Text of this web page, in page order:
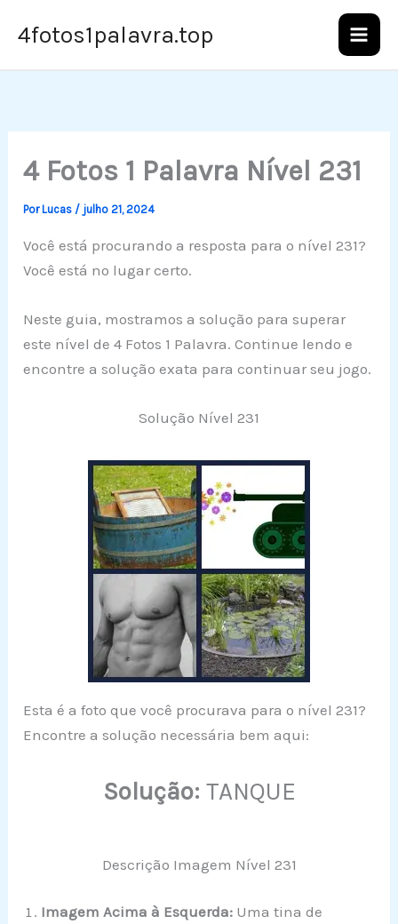
para4fotos1palavra.top
4 Fotos 1 Palavra Nível 231
PorLucas / julho 21, 2024
Você está procurando a resposta para o nível 231?
Você está no lugar certo.
Neste guia, mostramos a solução para superar
este nível de 4 Fotos 1 Palavra. Continue lendo e
encontre a solução exata para continuar seu jogo.
Solução Nível 231
Esta é a foto que você procurava para o nível 231?
Encontre a solução necessária bem aqui:
Solução: TANQUE
Descrição Imagem Nível 231
Imagem Acima à Esquerda: Uma tina de